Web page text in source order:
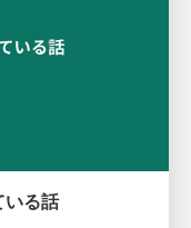
いる話